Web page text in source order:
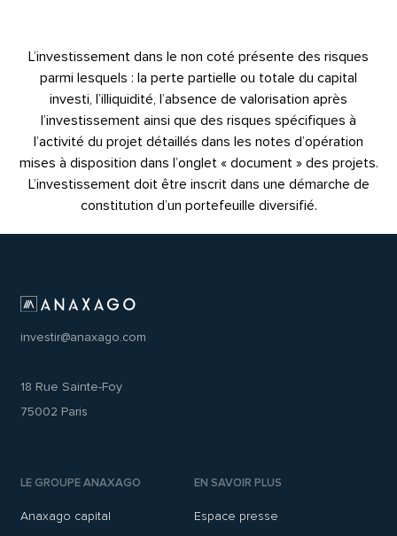
L’investissement dans le non coté présente des risques
parmi lesquels : la perte partielle ou totale du capital
investi, l’illiquidité, l’absence de valorisation après
l’investissement ainsi que des risques spécifiques à
l’activité du projet détaillés dans les notes d’opération
mises à disposition dans l’onglet « document » des projets.
L’investissement doit être inscrit dans une démarche de
constitution d’un portefeuille diversifié.
investir@anaxago.com
18 Rue Sainte-Foy
75002 Paris
LE GROUPE ANAXAGO
Anaxago capital
EN SAVOIR PLUS
Espace presse